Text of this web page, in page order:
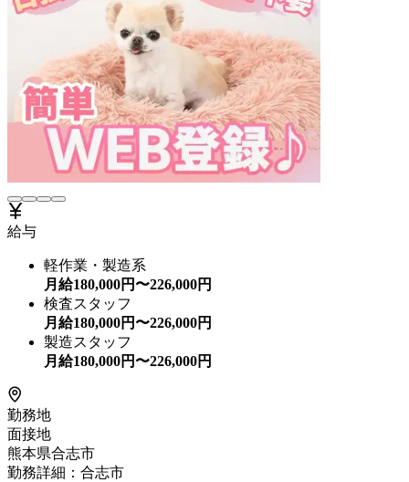
給与
軽作業・製造系
月給180,000円〜226,000円
検査スタッフ
月給180,000円〜226,000円
製造スタッフ
月給180,000円〜226,000円
勤務地
面接地
熊本県合志市
勤務詳細：合志市